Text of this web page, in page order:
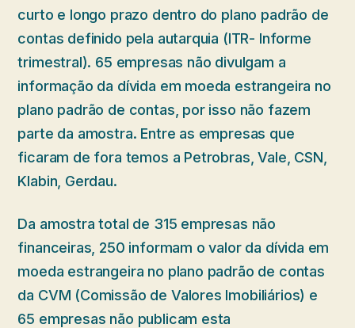
curto e longo prazo dentro do plano padrão de
contas definido pela autarquia (ITR- Informe
trimestral). 65 empresas não divulgam a
informação da dívida em moeda estrangeira no
plano padrão de contas, por isso não fazem
parte da amostra. Entre as empresas que
ficaram de fora temos a Petrobras, Vale, CSN,
Klabin, Gerdau.
Da amostra total de 315 empresas não
financeiras, 250 informam o valor da dívida em
moeda estrangeira no plano padrão de contas
da CVM (Comissão de Valores Imobiliários) e
65 empresas não publicam esta